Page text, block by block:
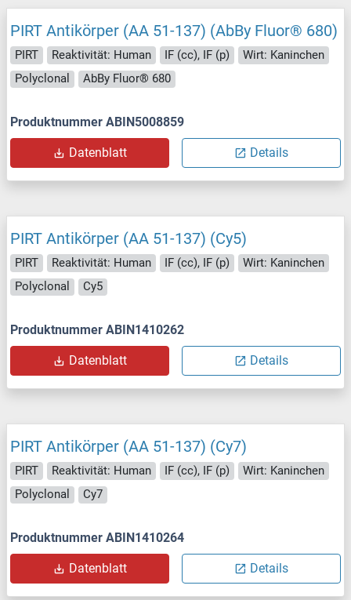
PIRT Antikörper (AA 51-137) (AbBy Fluor® 680)
PIRT Reaktivität: Human IF (cc), IF (p)
Wirt: Kaninchen
Polyclonal
AbBy Fluor® 680
Produktnummer ABIN5008859
Datenblatt Details
PIRT Antikörper (AA 51-137) (Cy5)
PIRT Reaktivität: Human IF (cc), IF (p)
Wirt: Kaninchen
Polyclonal
Cy5
Produktnummer ABIN1410262
Datenblatt Details
PIRT Antikörper (AA 51-137) (Cy7)
PIRT Reaktivität: Human IF (cc), IF (p)
Wirt: Kaninchen
Polyclonal
Cy7
Produktnummer ABIN1410264
Datenblatt Details